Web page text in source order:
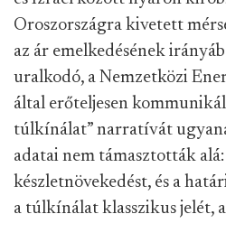
Oroszországra kivetett
az ár emelkedésének
uralkodó, a Nemzetközi
által erőteljesen
túlkínálat” narratívát
adatai nem támasztották
készletnövekedést, és a
a túlkínálat klasszikus jelét,